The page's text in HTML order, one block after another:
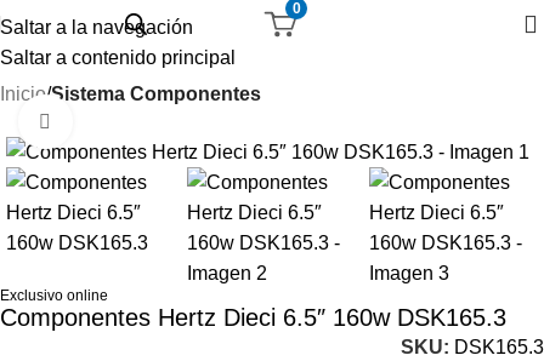
Saltar a la navegación
Saltar a contenido principal
0
Inicio Sistema Componentes
Exclusivo online
Componentes Hertz Dieci 6.5″ 160w DSK165.3
SKU: DSK165.3